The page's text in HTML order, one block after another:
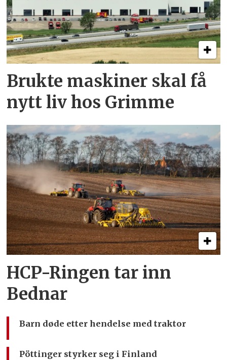
Brukte maskiner skal få
nytt liv hos Grimme
HCP-Ringen tar inn
Bednar
Barn døde etter hendelse med traktor
Pöttinger styrker seg i Finland